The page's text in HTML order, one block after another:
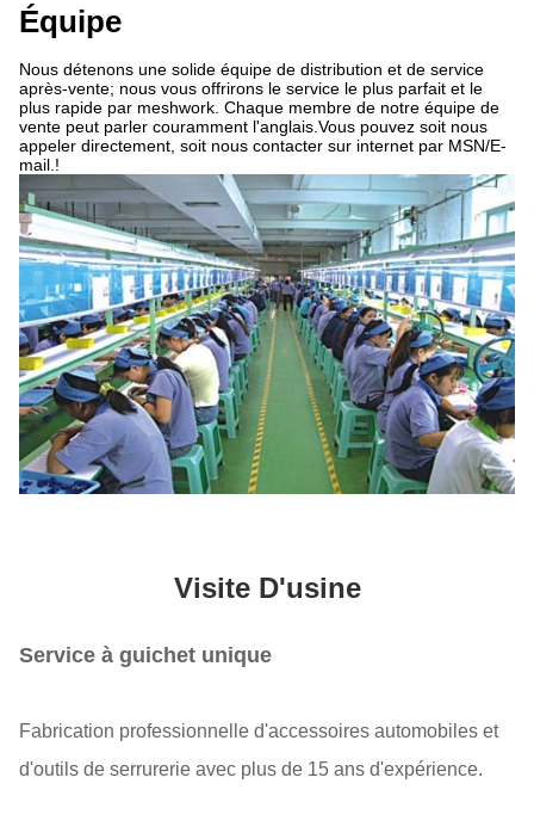
Équipe
Nous détenons une solide équipe de distribution et de service
après-vente; nous vous offrirons le service le plus parfait et le
plus rapide par meshwork. Chaque membre de notre équipe de
vente peut parler couramment l'anglais.Vous pouvez soit nous
appeler directement, soit nous contacter sur internet par MSN/E-
mail.!
Visite D'usine
Service à guichet unique
Fabrication professionnelle d'accessoires automobiles et
d'outils de serrurerie avec plus de 15 ans d'expérience.